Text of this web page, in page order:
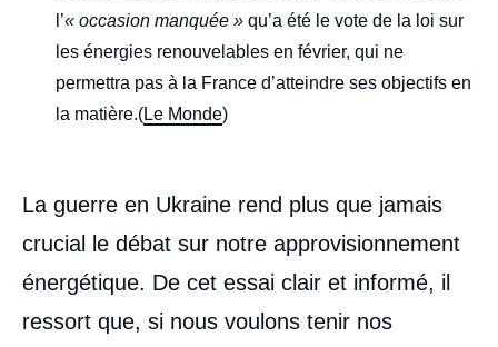
l’« occasion manquée » qu’a été le vote de la loi sur
les énergies renouvelables en février, qui ne
permettra pas à la France d’atteindre ses objectifs en
la matière.(Le Monde)
La guerre en Ukraine rend plus que jamais
crucial le débat sur notre approvisionnement
énergétique. De cet essai clair et informé, il
ressort que, si nous voulons tenir nos